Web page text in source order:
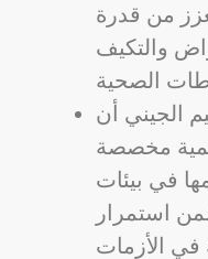
من قدرة
والتكيف
الجيني أن
مخصصة
في بيئات
استمرار